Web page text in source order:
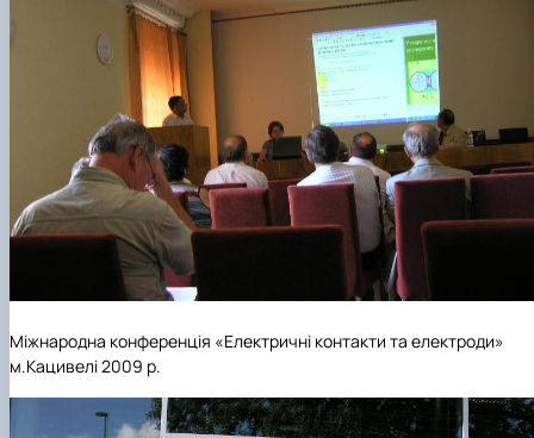
Міжнародна конференція «Електричні контакти та електроди»
м.Кацивелі 2009 р.